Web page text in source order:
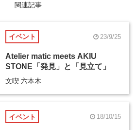
関連記事
イベント 23/9/25
Atelier matic meets AKIU
STONE「発見」と「見立て」
文喫 六本木
イベント 18/10/15